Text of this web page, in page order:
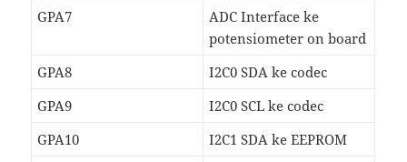
GPA7
ADC Interface ke
potensiometer on board
GPA8
I2C0 SDA ke codec
GPA9
I2C0 SCL ke codec
GPA10
I2C1 SDA ke EEPROM